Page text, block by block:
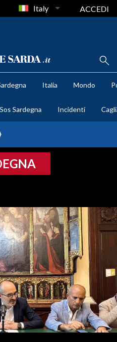
Italy ACCEDI
Italia Mondo
Sos Sardegna Incidenti